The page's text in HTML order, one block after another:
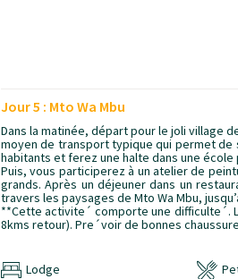
Jour 5 : Mto Wa Mbu
Dans la matinée, départ pour le joli village
moyen de transport typique qui permet de
habitants et ferez une halte dans une
Puis, vous participerez à un atelier de
grands. Après un déjeuner dans un
travers les paysages de Mto Wa Mbu,
**Cette activite´ comporte une difficulte´.
8kms retour). Pre´voir de bonnes
Lodge